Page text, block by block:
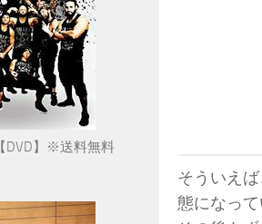
そういえ
態になっ
DVD】※送料無料